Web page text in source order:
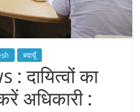
बदायूँ
दायित्वों का
अधिकारी :